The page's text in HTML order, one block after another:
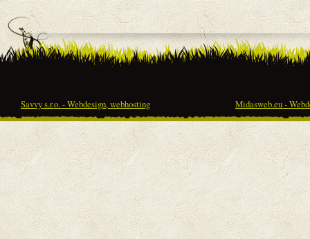
Savvy s.r.o. - Webdesign, webhosting Midasweb.eu -